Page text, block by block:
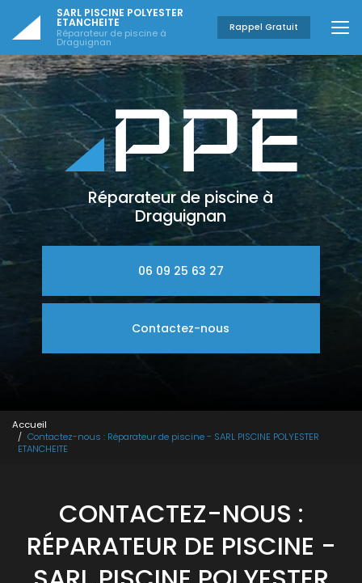
contenu
principal
SARL PISCINE POLYESTER
ETANCHEITE
Réparateur de piscine à
Draguignan
Rappel Gratuit
Réparateur de piscine à
Draguignan
06 09 25 63 27
Contactez-nous
Accueil
Contactez-nous : Réparateur de piscine - SARL PISCINE POLYESTER
ETANCHEITE
CONTACTEZ-NOUS :
RÉPARATEUR DE PISCINE -